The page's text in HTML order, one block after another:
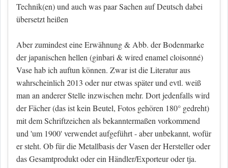
Technik(en) und auch was paar Sachen auf Deutsch dabei
übersetzt heißen
Aber zumindest eine Erwähnung & Abb. der Bodenmarke
der japanischen hellen (ginbari & wired enamel cloisonné)
Vase hab ich auftun können. Zwar ist die Literatur aus
wahrscheinlich 2013 oder nur etwas später und evtl. weiß
man an anderer Stelle inzwischen mehr. Dort jedenfalls wird
der Fächer (das ist kein Beutel, Fotos gehören 180° gedreht)
mit dem Schriftzeichen als bekanntermaßen vorkommend
und 'um 1900' verwendet aufgeführt - aber unbekannt, wofür
er steht. Ob für die Metallbasis der Vasen der Hersteller oder
das Gesamtprodukt oder ein Händler/Exporteur oder tja.